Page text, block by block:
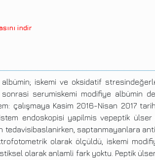
indir
iskemi ve oksidatif
serumiskemi modifiye albümin
çalışmaya Kasim 2016-Nisan 2017
endoskopisi yapilmis vepeptik
saptanmayanlara
olarak ölçüldü, iskemi
olarak anlamli fark yoktu. Peptik